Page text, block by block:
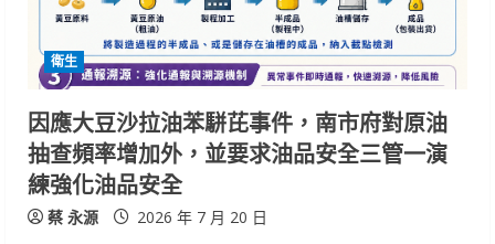
衛生
因應大豆沙拉油苯駢芘事件，南市府對原油
抽查頻率增加外，並要求油品安全三管一演
練強化油品安全
蔡 永源 2026 年 7 月 20 日